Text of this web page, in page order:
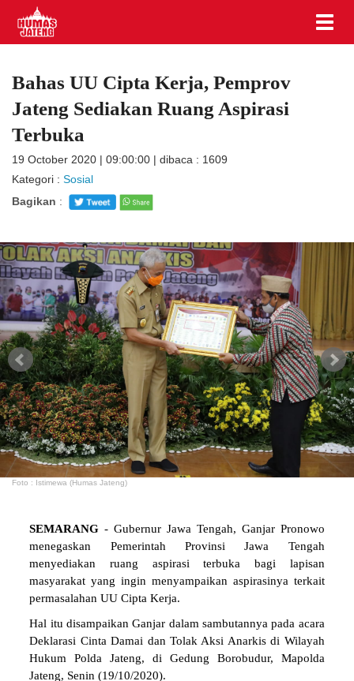
Bahas UU Cipta Kerja, Pemprov
Jateng Sediakan Ruang Aspirasi
Terbuka
19 October 2020 | 09:00:00 | dibaca : 1609
Kategori : Sosial
Bagikan :
Foto : Istimewa (Humas Jateng)
SEMARANG- Gubernur Jawa Tengah, Ganjar Pronowo
menegaskan Pemerintah Provinsi Jawa Tengah
menyediakan ruang aspirasi terbuka bagi lapisan
masyarakat yang ingin menyampaikan aspirasinya terkait
permasalahan UU Cipta Kerja.
Hal itu disampaikan Ganjar dalam sambutannya pada acara
Deklarasi Cinta Damai dan Tolak Aksi Anarkis di Wilayah
Hukum Polda Jateng, di Gedung Borobudur, Mapolda
Jateng, Senin (19/10/2020).